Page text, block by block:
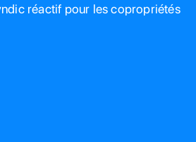
réactif pour les copropriétés